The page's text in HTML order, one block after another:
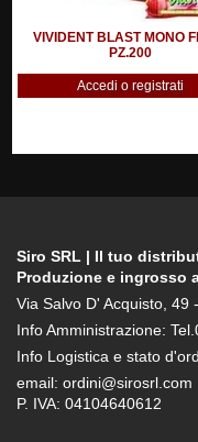
VIVIDENT BLAST MONO
PZ.200
Accedi o registrati
Siro SRL | Il tuo
Produzione e ingrosso
Via Salvo D' Acquisto, 49
Info Amministrazione:
Info Logistica e stato
email: ordini@sirosrl.com
P. IVA: 04104640612